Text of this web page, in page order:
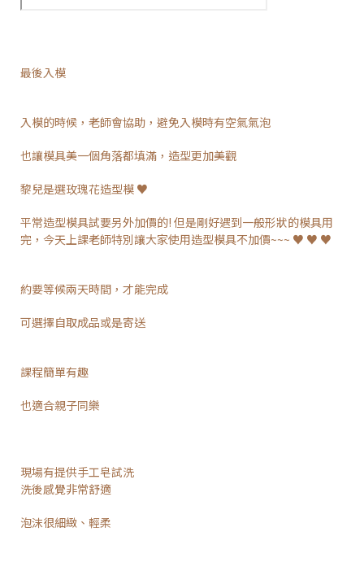
最後入模
入模的時候，老師會協助，避免入模時有空氣氣泡
也讓模具美一個角落都填滿，造型更加美觀
黎兒是選玫瑰花造型模 ♥
平常造型模具試要另外加價的! 但是剛好遇到一般形狀的模具用
完，今天上課老師特別讓大家使用造型模具不加價~~~ ♥ ♥ ♥
約要等候兩天時間，才能完成
可選擇自取成品或是寄送
課程簡單有趣
也適合親子同樂
現場有提供手工皂試洗
洗後感覺非常舒適
泡沫很細緻、輕柔